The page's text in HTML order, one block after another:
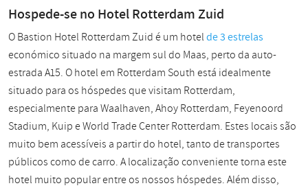
Hospede-se no Hotel Rotterdam Zuid
O Bastion Hotel Rotterdam Zuid é um hotelde 3 estrelas
económicosituado na margem sul do Maas, perto da auto-
estrada A15. O hotel em Rotterdam South está idealmente
situado para os hóspedes que visitam Rotterdam,
especialmente para Waalhaven, Ahoy Rotterdam, Feyenoord
Stadium, Kuip e World Trade Center Rotterdam. Estes locais são
muito bem acessíveis a partir do hotel, tanto de transportes
públicos como de carro. A localização conveniente torna este
hotel muito popular entre os nossos hóspedes. Além disso,